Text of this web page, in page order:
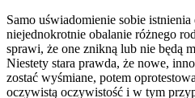
Samo uświadomienie sobie
niejednokrotnie obalanie różnego
sprawi, że one znikną lub nie będą
Niestety stara prawda, że nowe,
zostać wyśmiane, potem
oczywistą oczywistość i w tym